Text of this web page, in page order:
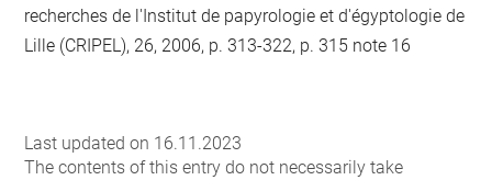
recherches de l'Institut de papyrologie et d'égyptologie de
Lille (CRIPEL), 26, 2006, p. 313-322, p. 315 note 16
Last updated on 16.11.2023
The contents of this entry do not necessarily take